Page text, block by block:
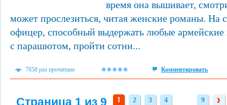
время она вышивает,
может прослезиться, читая женские романы. На
офицер, способный выдержать любые армейские
с парашютом, пройти сотни...
7858 раз прочитано Комментировать
Страница 1 из 9 1 2
2 3
3 4
4 9
9